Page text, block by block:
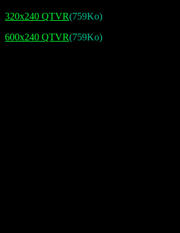
320x240 QTVR(759Ko)
600x240 QTVR(759Ko)